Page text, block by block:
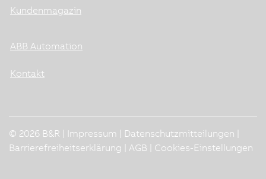
Kundenmagazin
ABB Automation
Kontakt
© 2026 B&R | Impressum Datenschutzmitteilungen
Barrierefreiheitserklärung
AGB Cookies-Einstellungen